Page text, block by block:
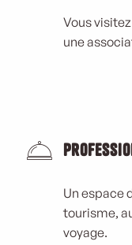
Vous
une
Un espace
tourisme,
voyage.